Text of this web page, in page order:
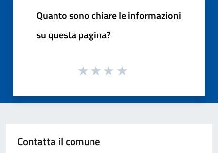
Quanto sono chiare le informazioni
su questa pagina?
Contatta il comune